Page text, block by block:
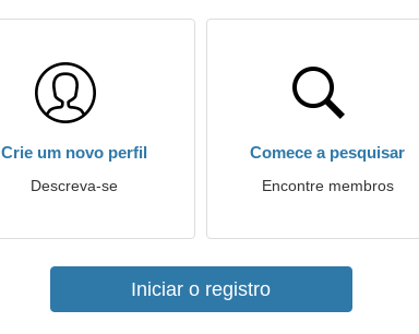
Crie um novo perfil
Descreva-se
Comece a pesquisar
Encontre membros
Iniciar o registro